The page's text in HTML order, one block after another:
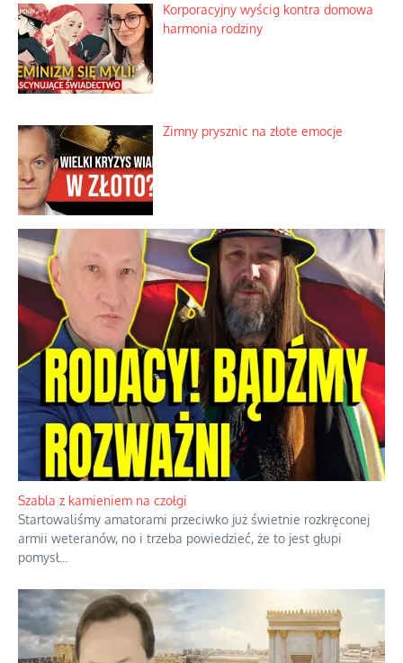
Korporacyjny wyścig kontra domowa
harmonia rodziny
Zimny prysznic na złote emocje
Szabla z kamieniem na czołgi
Startowaliśmy amatorami przeciwko już świetnie rozkręconej
armii weteranów, no i trzeba powiedzieć, że to jest głupi
pomysł